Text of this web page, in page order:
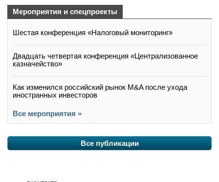
Мероприятия и спецпроекты
Шестая конференция «Налоговый мониторинг»
Двадцать четвертая конференция «Централизованное
казначейство»
Как изменился российский рынок M&A после ухода
иностранных инвесторов
Все мероприятия »
Все публикации